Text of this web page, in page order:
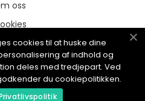
oss
Oss
cookies til at huske dine
af indhold og
deles med tredjepart. Ved
du cookiepolitikken.